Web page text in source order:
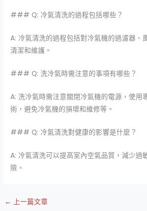
### Q: 冷氣清洗的過程包括哪些？
A: 冷氣清洗的過程包括對冷氣機的過濾器、
清潔和維護。
### Q: 洗冷氣時需注意的事項有哪些？
A: 洗冷氣時需注意關閉冷氣機的電源，使用
術，避免冷氣機的損壞和維修等。
### Q: 冷氣清洗對健康的影響是什麼？
A: 冷氣清洗可以提高室內空氣品質，減少過
險。
← 上一篇文章